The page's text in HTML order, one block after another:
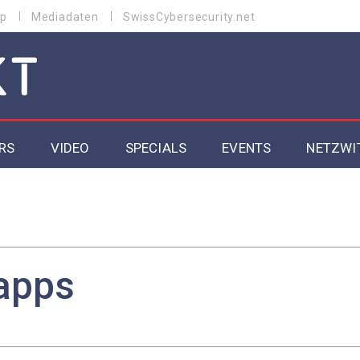
Mediadaten SwissCybersecurity.net
VIDEO SPECIALS EVENTS